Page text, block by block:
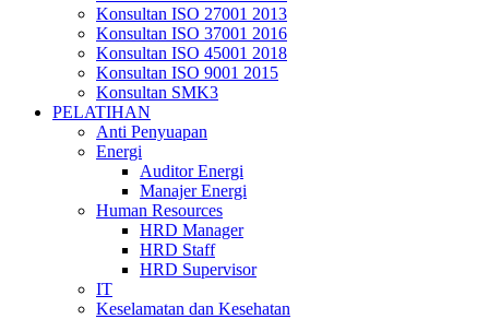
Konsultan ISO 27001 2013
Konsultan ISO 37001 2016
Konsultan ISO 45001 2018
Konsultan ISO 9001 2015
Konsultan SMK3
PELATIHAN
Anti Penyuapan
Energi
Auditor Energi
Manajer Energi
Human Resources
HRD Manager
HRD Staff
HRD Supervisor
IT
Keselamatan dan Kesehatan